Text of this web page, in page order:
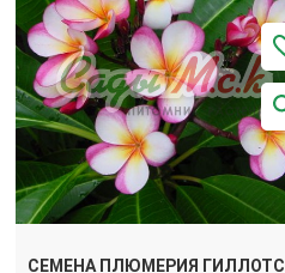
СЕМЕНА ПЛЮМЕРИЯ ГИЛЛОТС